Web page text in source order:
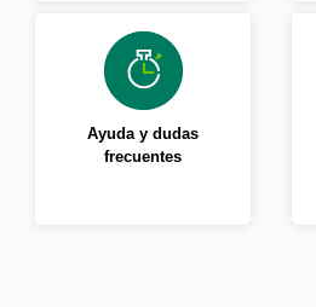
Ayuda y dudas
frecuentes